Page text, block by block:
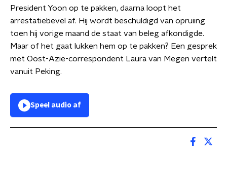
President Yoon op te pakken, daarna loopt het
arrestatiebevel af. Hij wordt beschuldigd van opruiing
toen hij vorige maand de staat van beleg afkondigde.
Maar of het gaat lukken hem op te pakken? Een gesprek
met Oost-Azie-correspondent Laura van Megen vertelt
vanuit Peking.
Speel audio af